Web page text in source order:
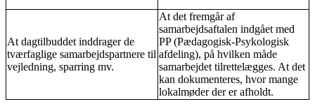
At dagtilbuddet inddrager de
tværfaglige samarbejdspartnere til
vejledning, sparring mv.
At det fremgår af
samarbejdsaftalen indgået med
PP (Pædagogisk-Psykologisk
afdeling), på hvilken måde
samarbejdet tilrettelægges. At det
kan dokumenteres, hvor mange
lokalmøder der er afholdt.